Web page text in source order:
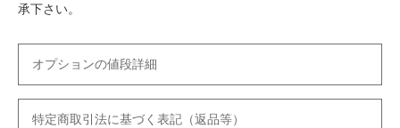
承下さい。
オプションの値段詳細
特定商取引法に基づく表記（返品等）